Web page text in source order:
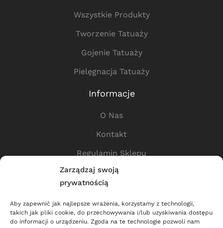
Zarządzaj swoją
prywatnością
Aby zapewnić jak najlepsze wrażenia, korzystamy z technologii,
takich jak pliki cookie, do przechowywania i/lub uzyskiwania dostępu
do informacji o urządzeniu. Zgoda na te technologie pozwoli nam
Wszystkie Produkty
Tworzenie Tatuaży
Gojenie Tatuaży
Pielęgnacja Tatuaży
Informacje
O Nas
Kontakt
Regulamin Sklepu
Polityka Prywatności
Sklep